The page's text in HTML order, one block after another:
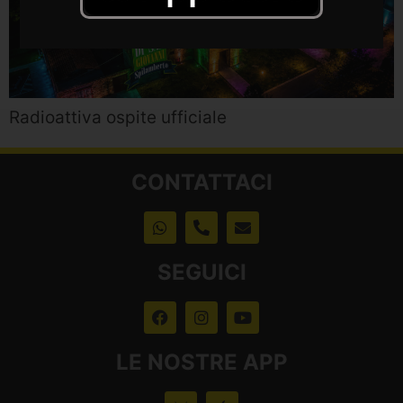
Radioattiva ospite ufficiale
CONTATTACI
SEGUICI
LE NOSTRE APP